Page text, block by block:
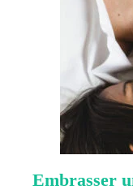
Embrasser